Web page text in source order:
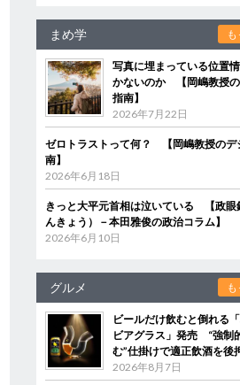
まめ学
写真に埋まっている位置
かないのか 【岡嶋教授
指南】
2026年7月22日
ゼロトラストって何？ 【岡嶋教授のデ
南】
2026年6月18日
きっと大平元首相は泣いている 【政眼
んきょう）－本田雅俊の政治コラム】
2026年6月10日
グルメ
ビールだけ飲むと倒れる
ビアグラス」発売 “強制
む”仕掛けで適正飲酒を後
2026年8月7日